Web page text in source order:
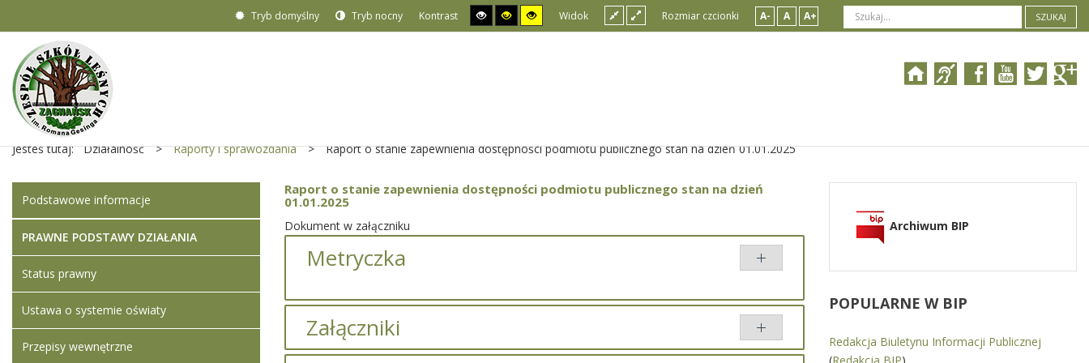
Tryb domyślny Tryb nocny Kontrast Widok Rozmiar czcionki A- A A+ SZUKAJ
Jesteś tutaj: Działalność > Raporty i sprawozdania > Raport o stanie zapewnienia dostępności podmiotu publicznego stan na dzień 01.01.2025
Raport o stanie zapewnienia dostępności podmiotu publicznego stan na dzień
01.01.2025
Dokument w załączniku
Metryczka
Załączniki
Podstawowe informacje
PRAWNE PODSTAWY DZIAŁANIA
Status prawny
Ustawa o systemie oświaty
Przepisy wewnętrzne
Archiwum BIP
POPULARNE W BIP
Redakcja Biuletynu Informacji Publicznej